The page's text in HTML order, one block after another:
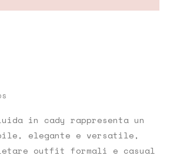
in cady rappresenta un
elegante e versatile,
outfit formali e casual